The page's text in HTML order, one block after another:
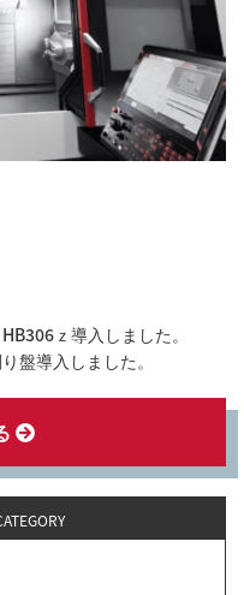
ｚ導入しました。
盤導入しました。